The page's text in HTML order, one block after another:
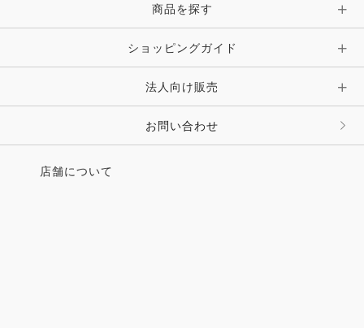
時計・財布・キーケース・革小物
キーホルダー・チャーム・ストラップ
その他 ファッション雑貨
ピン・ブローチ・コサージュ
その他 アクセサリー
商品を探す
ショッピングガイド
法人向け販売
お問い合わせ
店舗について